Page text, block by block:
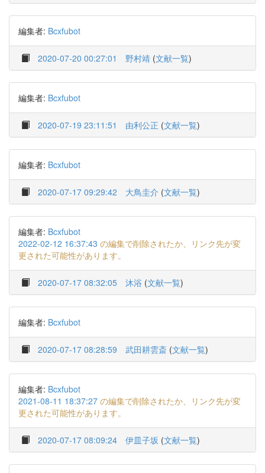
編集者: Bcxfubot
2020-07-20 00:27:01 野村靖 (文献一覧)
編集者: Bcxfubot
2020-07-19 23:11:51 由利公正 (文献一覧)
編集者: Bcxfubot
2020-07-17 09:29:42 大鳥圭介 (文献一覧)
編集者: Bcxfubot
2022-02-12 16:37:43 の編集で削除されたか、リンク先が変
更された可能性があります。
2020-07-17 08:32:05 沐浴 (文献一覧)
編集者: Bcxfubot
2020-07-17 08:28:59 武田耕雲斎 (文献一覧)
編集者: Bcxfubot
2021-08-11 18:37:27 の編集で削除されたか、リンク先が変
更された可能性があります。
2020-07-17 08:09:24 伊皿子坂 (文献一覧)